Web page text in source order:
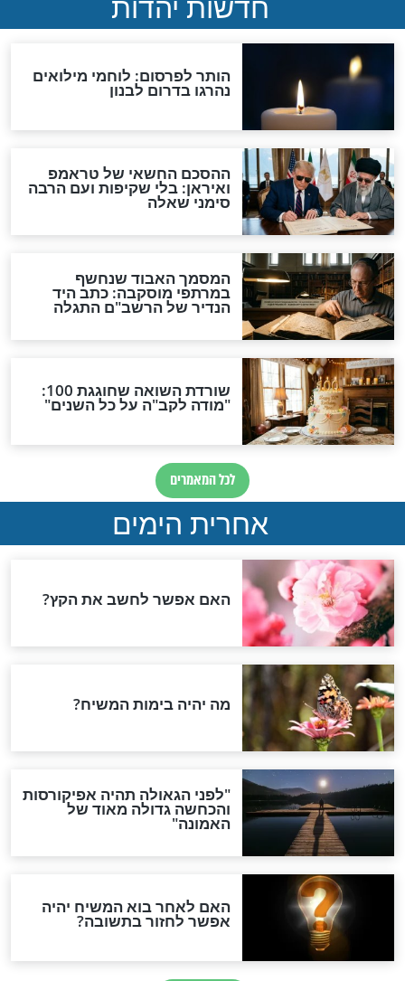
בזמן הדלקת
לשמירה על
החטופים
לאכול
סופגניה?
חנוכה
מהו הזמן הנכון ביותר
להדליק נרות חנוכה?
פעם לא טעמתם:
חנוכה
חדשות יהדות
הותר לפרסום: לוחמי מילואים
נהרגו בדרום לבנון
ההסכם החשאי של טראמפ
סימני שאלה